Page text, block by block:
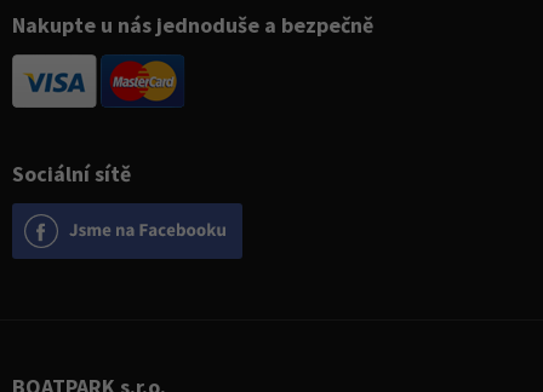
Sociální sítě
Nakupte u nás jednoduše a bezpečně